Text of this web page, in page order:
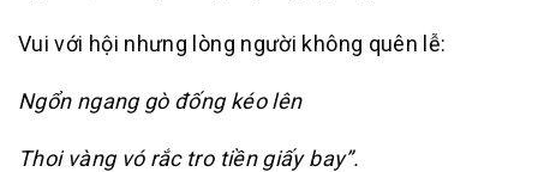
Vui với hội nhưng lòng người không quên lễ:
Ngổn ngang gò đống kéo lên
Thoi vàng vó rắc tro tiền giấy bay”.